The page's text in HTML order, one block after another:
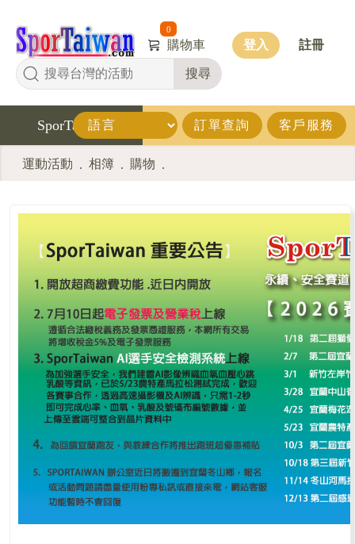
搜尋
0
購物車 登入 註冊
SporTaiwan 訂單查詢 客戶服務
運動活動 . 相簿 . 購物 .